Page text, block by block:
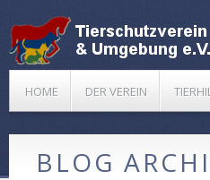
HOME DER VEREIN
BLOG